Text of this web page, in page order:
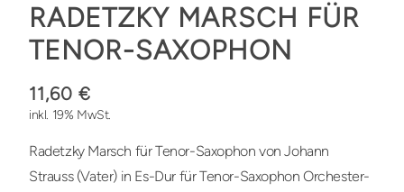
RADETZKY MARSCH FÜR
TENOR-SAXOPHON
11,60 €
inkl. 19% MwSt.
Radetzky Marsch für Tenor-Saxophon von Johann
Strauss (Vater) in Es-Dur für Tenor-Saxophon Orchester-